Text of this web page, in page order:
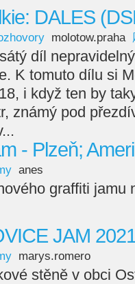
DALES
molotow.praha
díl
K tomuto dílu si
i když ten by
známý pod
- Plzeň;
anes
graffiti jamu
JAM
marys.romero
stěně v obci